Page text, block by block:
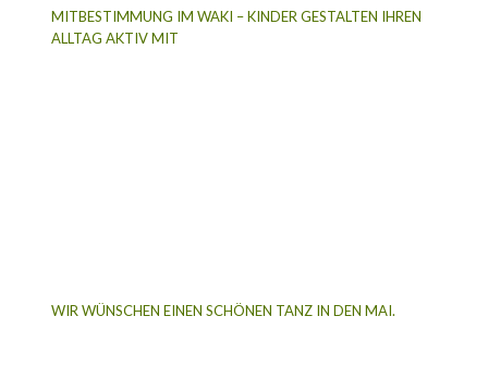
MITBESTIMMUNG IM WAKI – KINDER GESTALTEN IHREN
ALLTAG AKTIV MIT
WIR WÜNSCHEN EINEN SCHÖNEN TANZ IN DEN MAI.